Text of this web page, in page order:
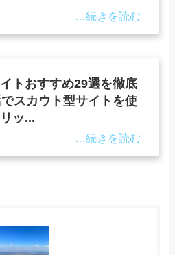
トおすすめ29選を徹底
スカウト型サイトを使
ッ...